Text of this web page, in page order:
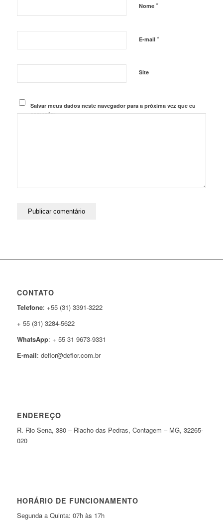
Nome *
E-mail *
Site
Salvar meus dados neste navegador para a próxima vez que eu
comentar.
CONTATO
Telefone: +55 (31) 3391-3222
+ 55 (31) 3284-5622
WhatsApp: + 55 31 9673-9331
E-mail: deflor@deflor.com.br
ENDEREÇO
R. Rio Sena, 380 – Riacho das Pedras, Contagem – MG, 32265-
020
HORÁRIO DE FUNCIONAMENTO
Segunda a Quinta: 07h às 17h